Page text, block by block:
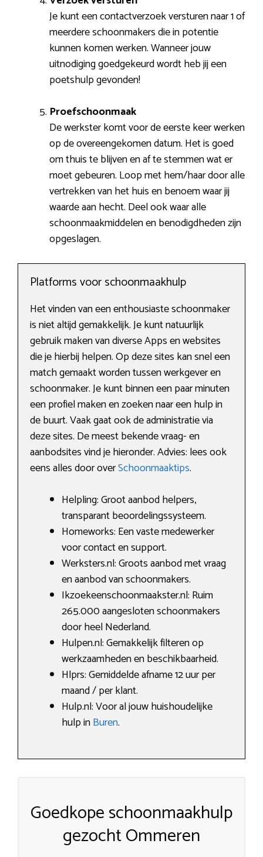
Je kunt een contactverzoek versturen naar 1 of
meerdere schoonmakers die in potentie
kunnen komen werken. Wanneer jouw
uitnodiging goedgekeurd wordt heb jij een
poetshulp gevonden!
Proefschoonmaak
De werkster komt voor de eerste keer werken
op de overeengekomen datum. Het is goed
om thuis te blijven en af te stemmen wat er
moet gebeuren. Loop met hem/haar door alle
vertrekken van het huis en benoem waar jij
waarde aan hecht. Deel ook waar alle
schoonmaakmiddelen en benodigdheden zijn
opgeslagen.
Platforms voor schoonmaakhulp
Het vinden van een enthousiaste schoonmaker
is niet altijd gemakkelijk. Je kunt natuurlijk
gebruik maken van diverse Apps en websites
die je hierbij helpen. Op deze sites kan snel een
match gemaakt worden tussen werkgever en
schoonmaker. Je kunt binnen een paar minuten
een profiel maken en zoeken naar een hulp in
de buurt. Vaak gaat ook de administratie via
deze sites. De meest bekende vraag- en
aanbodsites vind je hieronder. Advies: lees ook
eens alles door overSchoonmaaktips.
Helpling: Groot aanbod helpers,
transparant beoordelingssysteem.
Homeworks: Een vaste medewerker
voor contact en support.
Werksters.nl: Groots aanbod met vraag
en aanbod van schoonmakers.
Ikzoekeenschoonmaakster.nl: Ruim
265.000 aangesloten schoonmakers
door heel Nederland.
Hulpen.nl: Gemakkelijk filteren op
werkzaamheden en beschikbaarheid.
Hlprs: Gemiddelde afname 12 uur per
maand / per klant.
Hulp.nl: Voor al jouw huishoudelijke
hulp inBuren.
Goedkope schoonmaakhulp
gezocht Ommeren